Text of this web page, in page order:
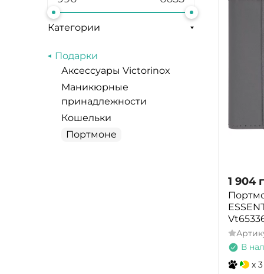
Категории
Подарки
Аксессуары Victorinox
Маникюрные
принадлежности
Кошельки
Портмоне
1 904
В
x